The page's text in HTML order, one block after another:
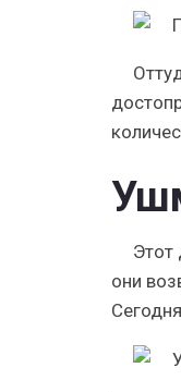
Этот
они